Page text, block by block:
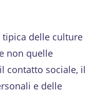
delle culture
non quelle
contatto sociale, il
e delle